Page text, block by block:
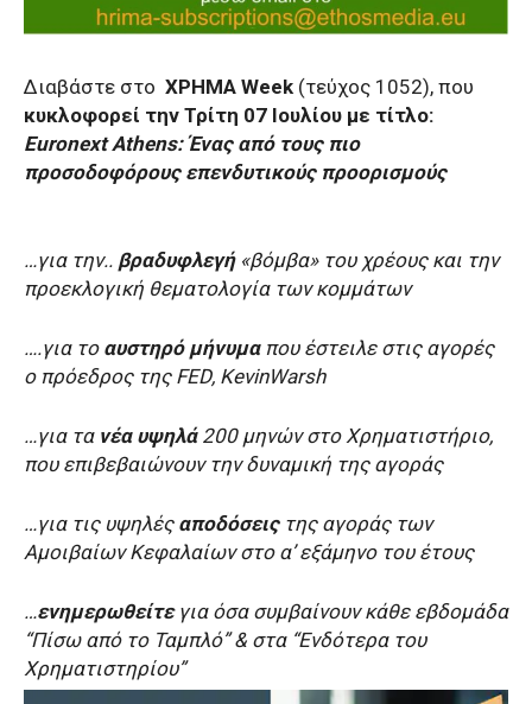
Διαβάστε στο ΧΡΗΜΑ Week (τεύχος 1052), που
κυκλοφορεί την Τρίτη 07 Ιουλίου με τίτλο:
Euronext Athens: Ένας από τους πιο
προσοδοφόρους επενδυτικούς προορισμούς
…για την.. βραδυφλεγή «βόμβα» του χρέους και την
προεκλογική θεματολογία των κομμάτων
….για το αυστηρό μήνυμαπου έστειλε στις αγορές
ο πρόεδρος της FED, KevinWarsh
…για τα νέα υψηλά200 μηνών στο Χρηματιστήριο,
που επιβεβαιώνουν την δυναμική της αγοράς
…για τις υψηλές αποδόσειςτης αγοράς των
Αμοιβαίων Κεφαλαίων στο α’ εξάμηνο του έτους
…ενημερωθείτεγια όσα συμβαίνουν κάθε εβδομάδα
“Πίσω από το Ταμπλό” & στα “Ενδότερα του
Χρηματιστηρίου”